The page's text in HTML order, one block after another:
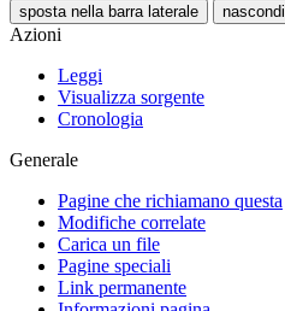
sposta nella barra laterale nascondi
Azioni
Leggi
Visualizza sorgente
Cronologia
Generale
Pagine che richiamano questa
Modifiche correlate
Carica un file
Pagine speciali
Link permanente